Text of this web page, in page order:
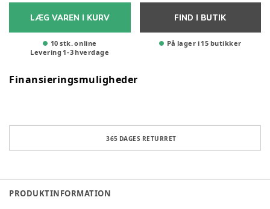
LÆG VAREN I KURV
10 stk. online
Levering 1-3hverdage
FIND I BUTIK
På lager i 15 butikker
Finansieringsmuligheder
365 DAGES RETURRET
PRODUKTINFORMATION